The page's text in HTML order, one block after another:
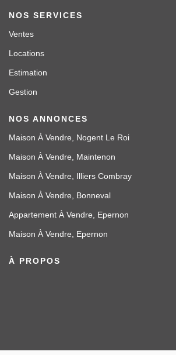
NOS SERVICES
Ventes
Locations
Estimation
Gestion
NOS ANNONCES
Maison À Vendre, Nogent Le Roi
Maison À Vendre, Maintenon
Maison À Vendre, Illiers Combray
Maison À Vendre, Bonneval
Appartement À Vendre, Epernon
Maison À Vendre, Epernon
À PROPOS